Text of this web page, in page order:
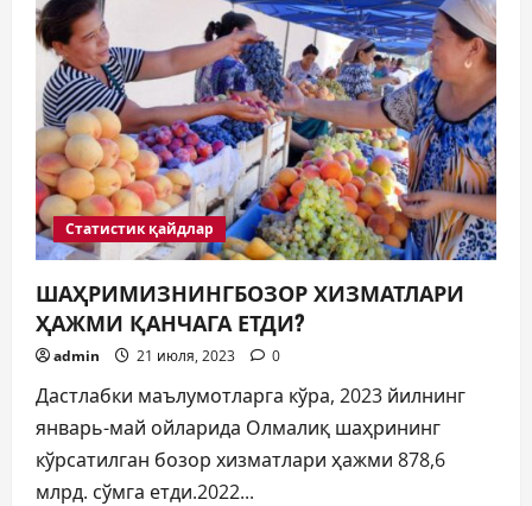
Статистик қайдлар
ШАҲРИМИЗНИНГБОЗОР ХИЗМАТЛАРИ
ҲАЖМИ ҚАНЧАГА ЕТДИ?
admin 21 июля, 2023 0
Дастлабки маълумотларга кўра, 2023 йилнинг
январь-май ойларида Олмалиқ шаҳрининг
кўрсатилган бозор хизматлари ҳажми 878,6
млрд. сўмга етди.2022...